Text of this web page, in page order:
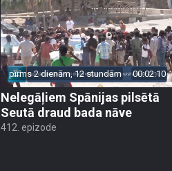
pirms 2 dienām, 12 stundām 00:02:10
Nelegāļiem Spānijas pilsētā
Seutā draud bada nāve
412. epizode